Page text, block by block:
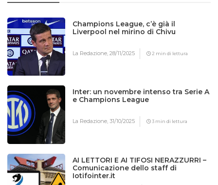
Champions League, c’è già il
Liverpool nel mirino di Chivu
La Redazione,28/11/2025 2 min di lettura
Inter: un novembre intenso tra Serie A
e Champions League
La Redazione,31/10/2025 3 min di lettura
AI LETTORI E AI TIFOSI NERAZZURRI –
Comunicazione dello staff di
Iotifointer.it